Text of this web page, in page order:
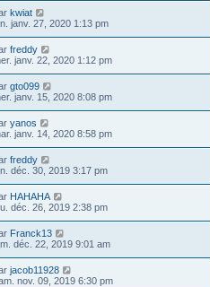
kwiat
janv. 27, 2020 1:13 pm
freddy
janv. 22, 2020 1:12 pm
gto099
janv. 15, 2020 8:08 pm
yanos
janv. 14, 2020 8:58 pm
freddy
déc. 30, 2019 3:17 pm
HAHAHA
déc. 26, 2019 2:38 pm
Franck13
déc. 22, 2019 9:01 am
jacob11928
nov. 09, 2019 6:30 pm